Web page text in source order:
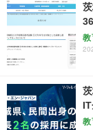
教
教